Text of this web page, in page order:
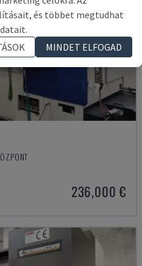
236,000 €
és többet megtudhat
MINDET ELFOGAD